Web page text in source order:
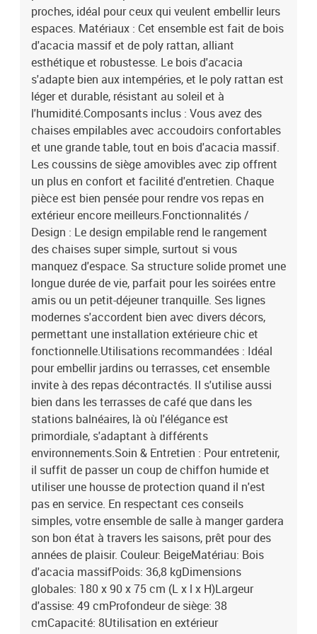
90 cm (WxHxD)EAN: 8721288456656SKU: 3365546Brand: vidaXL
proches, idéal pour ceux qui veulent embellir leurs
espaces. Matériaux : Cet ensemble est fait de bois
d'acacia massif et de poly rattan, alliant
esthétique et robustesse. Le bois d'acacia
s'adapte bien aux intempéries, et le poly rattan est
léger et durable, résistant au soleil et à
l'humidité.Composants inclus : Vous avez des
chaises empilables avec accoudoirs confortables
et une grande table, tout en bois d'acacia massif.
Les coussins de siège amovibles avec zip offrent
un plus en confort et facilité d'entretien. Chaque
pièce est bien pensée pour rendre vos repas en
extérieur encore meilleurs.Fonctionnalités /
Design : Le design empilable rend le rangement
des chaises super simple, surtout si vous
manquez d'espace. Sa structure solide promet une
longue durée de vie, parfait pour les soirées entre
amis ou un petit-déjeuner tranquille. Ses lignes
modernes s'accordent bien avec divers décors,
permettant une installation extérieure chic et
fonctionnelle.Utilisations recommandées : Idéal
pour embellir jardins ou terrasses, cet ensemble
invite à des repas décontractés. Il s'utilise aussi
bien dans les terrasses de café que dans les
stations balnéaires, là où l'élégance est
primordiale, s'adaptant à différents
environnements.Soin & Entretien : Pour entretenir,
il suffit de passer un coup de chiffon humide et
utiliser une housse de protection quand il n'est
pas en service. En respectant ces conseils
simples, votre ensemble de salle à manger gardera
son bon état à travers les saisons, prêt pour des
années de plaisir. Couleur: BeigeMatériau: Bois
d'acacia massifPoids: 36,8 kgDimensions
globales: 180 x 90 x 75 cm (L x l x H)Largeur
d'assise: 49 cmProfondeur de siège: 38
cmCapacité: 8Utilisation en extérieur